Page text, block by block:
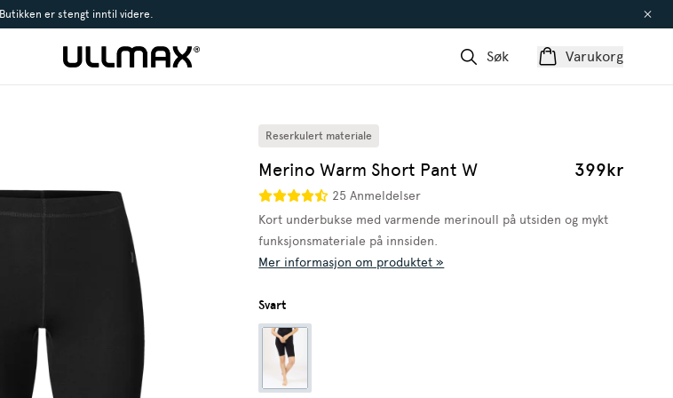
Butikken er stengt inntil videre.
Søk Varukorg
Reserkulert materiale
Merino Warm Short Pant W 399kr
25 Anmeldelser
Kort underbukse med varmende merinoull på utsiden og mykt
funksjonsmateriale på innsiden.
Mer informasjon om produktet »
Svart